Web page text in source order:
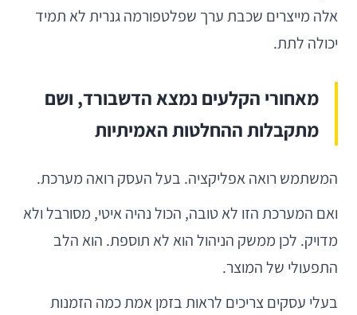
אלה מייצרים שכבת ערך שפלטפורמה גנרית לא תמיד
יכולה לתת.
מאחורי הקלעים נמצא הדשבורד, ושם
מתקבלות ההחלטות האמיתיות
המשתמש רואה אפליקציה. בעל העסק רואה מערכת.
ואם המערכת הזו לא טובה, הכול נהיה איטי, מסורבל ולא
מדויק. לכן ממשק הניהול הוא לא תוספת. הוא הלב
התפעולי של המוצר.
בעלי עסקים צריכים לראות בזמן אמת כמה הזמנות